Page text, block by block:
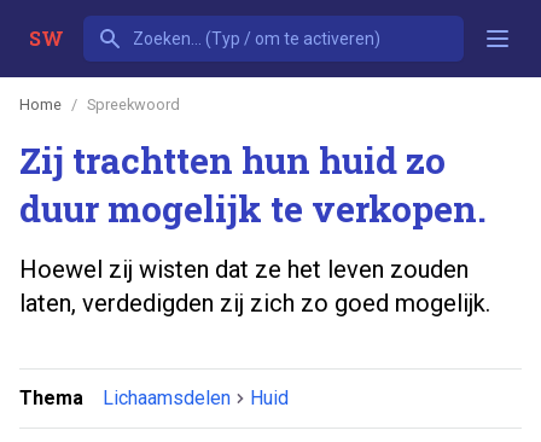
SW
Home Spreekwoord
Zij trachtten hun huid zo
duur mogelijk te verkopen.
Hoewel zij wisten dat ze het leven zouden
laten, verdedigden zij zich zo goed mogelijk.
Thema Lichaamsdelen Huid